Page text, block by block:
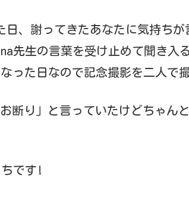
、謝ってきたあなたに気持ちが
先生の言葉を受け止めて聞き入
た日なので記念撮影を二人で撮
断り」と言っていたけどちゃん
です!